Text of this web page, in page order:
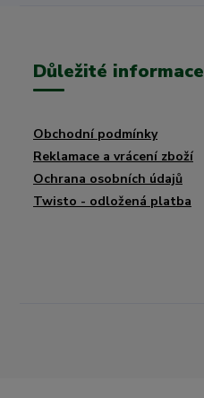
Důležité informace
Obchodní podmínky
Reklamace a vrácení zboží
Ochrana osobních údajů
Twisto - odložená platba